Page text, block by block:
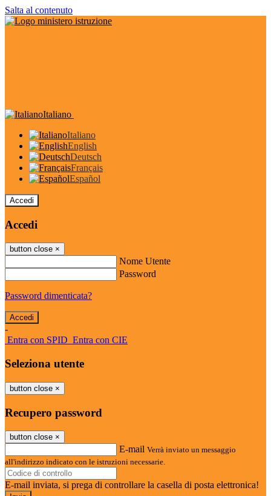
Salta al contenuto
Italiano
Italiano
English
Deutsch
Français
Español
Accedi
Accedi
button close ×
Nome Utente
Password
Password dimenticata?
-
Entra con SPID Entra con CIE
Seleziona utente
button close ×
Recupero password
button close ×
E-mail Verrà inviato un messaggio
all'indirizzo indicato con le istruzioni necessarie.
E-mail inviata, si prega di controllare la casella di posta elettronica!